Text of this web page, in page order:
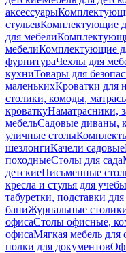
аксессуары
стульевКомплектующие
для мебели
мебелиКомплектующие
фурнитураЧехлы для
кухниТовары для
маленькихКроватки для
столики, комоды,
кроваткуНаматрасники,
мебельСадовые диваны,
уличные столы
шезлонгиКачели садовые
походныеСтолы для сада
детскиеПисьменные
кресла и стулья для учебы
табуретки, подставки
баниЖурнальные
офисаСтолы офисные,
офисаМягкая мебель для
полки для документов